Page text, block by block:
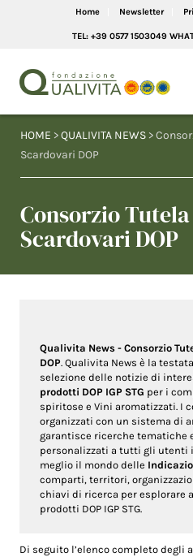
Home Newsletter
TEL: +39 0577 1503049
HOME >QUALIVITA NEWS >
Scardovari DOP
Consorzio
Scardovari DOP
Qualivita News - Consorzio
DOP. Qualivita News è la
selezione delle notizie di
prodotti DOP IGP STG per i
spiritose e Vini aromatizzati. I
organizzati con un sistema di
garantisce ricerche tematiche
personalizzati a tutti gli utenti
meglio il mondo delle
comparti, territori,
chiavi di ricerca per esplorare
prodotti DOP IGP STG.
Di seguito l’elenco completo